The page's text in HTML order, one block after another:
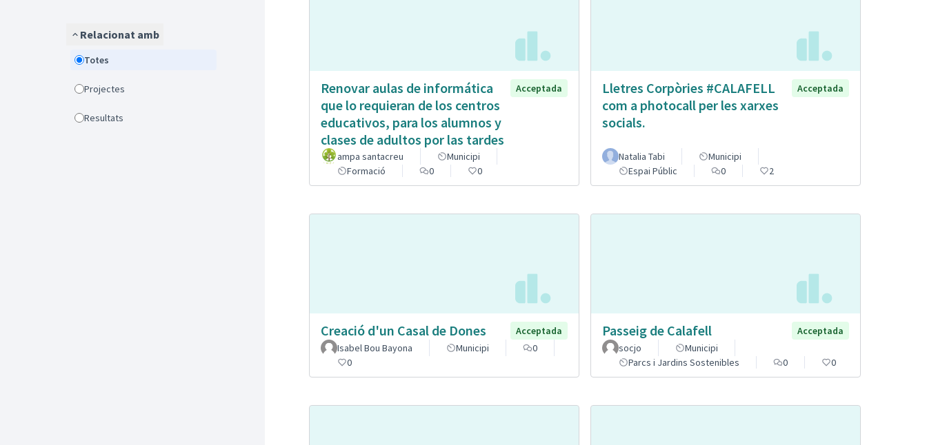
Relacionat amb
Totes
Projectes
Resultats
Renovar aulas de informática
que lo requieran de los centros
educativos, para los alumnos y
clases de adultos por las tardes
Acceptada
ampa santacreu
Municipi
Formació
0 0
Lletres Corpòries #CALAFELL
com a photocall per les xarxes
socials.
Acceptada
Natalia Tabi
Municipi
Espai Públic
0 2
Creació d'un Casal de Dones
Acceptada
Isabel Bou Bayona
Municipi
0
0
Passeig de Calafell
Acceptada
socjo
Municipi
Parcs i Jardins Sostenibles
0 0